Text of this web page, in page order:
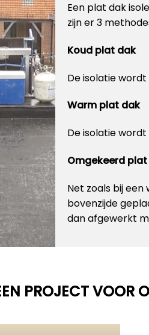
Een plat dak
zijn er 3
Koud plat dak
De isolatie
Warm plat dak
De isolatie
Omgekeerd
Net zoals bij
bovenzijde
dan afgewerkt
PROJECT VOOR